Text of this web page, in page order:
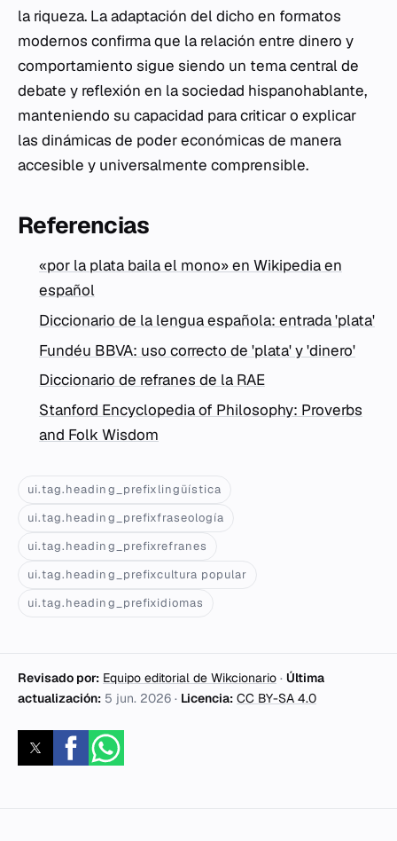
la riqueza. La adaptación del dicho en formatos
modernos confirma que la relación entre dinero y
comportamiento sigue siendo un tema central de
debate y reflexión en la sociedad hispanohablante,
manteniendo su capacidad para criticar o explicar
las dinámicas de poder económicas de manera
accesible y universalmente comprensible.
Referencias
«por la plata baila el mono» en Wikipedia en
español
Diccionario de la lengua española: entrada 'plata'
Fundéu BBVA: uso correcto de 'plata' y 'dinero'
Diccionario de refranes de la RAE
Stanford Encyclopedia of Philosophy: Proverbs
and Folk Wisdom
ui.tag.heading_prefixlingüística
ui.tag.heading_prefixfraseología
ui.tag.heading_prefixrefranes
ui.tag.heading_prefixcultura popular
ui.tag.heading_prefixidiomas
Revisado por: Equipo editorial de Wikcionario · Última
actualización: 5 jun. 2026 · Licencia: CC BY-SA 4.0